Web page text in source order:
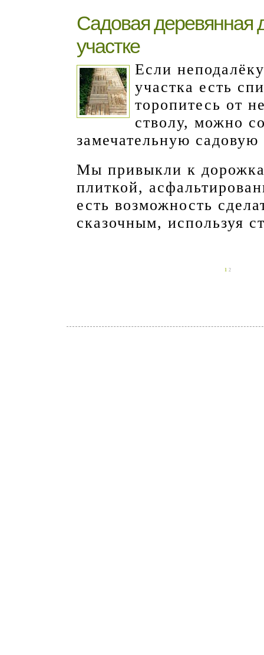
Садовая деревянная
участке
Если
участка есть
торопитесь от
стволу, можно
замечательную
Мы привыкли к
плиткой,
есть возможность
сказочным, используя
1 2